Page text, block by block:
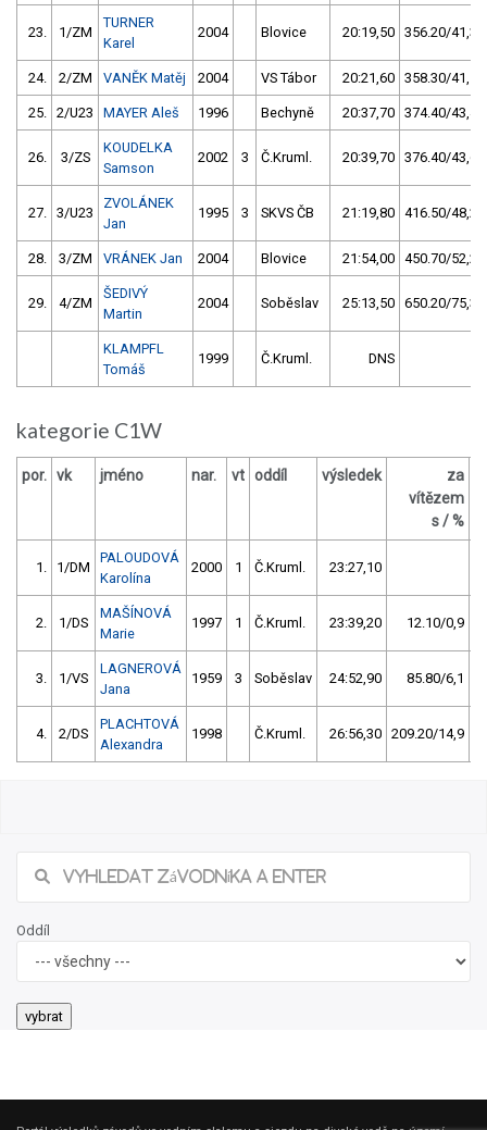
23. 1/ZM
TURNER
Karel
2004 Blovice 20:19,50 356.20/41,3
24. 2/ZM VANĚK Matěj 2004 VS Tábor 20:21,60 358.30/41,5
25. 2/U23 MAYER Aleš 1996 Bechyně 20:37,70 374.40/43,4
26. 3/ZS
KOUDELKA
Samson
2002 3 Č.Kruml. 20:39,70 376.40/43,6
27. 3/U23
ZVOLÁNEK
Jan
1995 3 SKVS ČB 21:19,80 416.50/48,2
28. 3/ZM VRÁNEK Jan 2004 Blovice 21:54,00 450.70/52,2
29. 4/ZM
ŠEDIVÝ
Martin
2004 Soběslav 25:13,50 650.20/75,3
KLAMPFL
Tomáš
1999 Č.Kruml. DNS
kategorie C1W
por. vk jméno nar. vt oddíl výsledek
za
vítězem
s / %
1. 1/DM
PALOUDOVÁ
Karolína
2000 1 Č.Kruml. 23:27,10
2. 1/DS
MAŠÍNOVÁ
Marie
1997 1 Č.Kruml. 23:39,20 12.10/0,9
3. 1/VS
LAGNEROVÁ
Jana
1959 3 Soběslav 24:52,90 85.80/6,1
4. 2/DS
PLACHTOVÁ
Alexandra
1998 Č.Kruml. 26:56,30 209.20/14,9
Oddíl